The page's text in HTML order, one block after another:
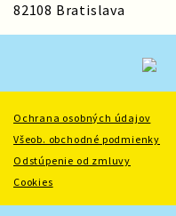
82108 Bratislava
Ochrana osobných údajov
Všeob. obchodné podmienky
Odstúpenie od zmluvy
Cookies